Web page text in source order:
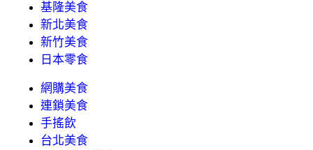
基隆美食
新北美食
新竹美食
日本零食
網購美食
連鎖美食
手搖飲
台北美食